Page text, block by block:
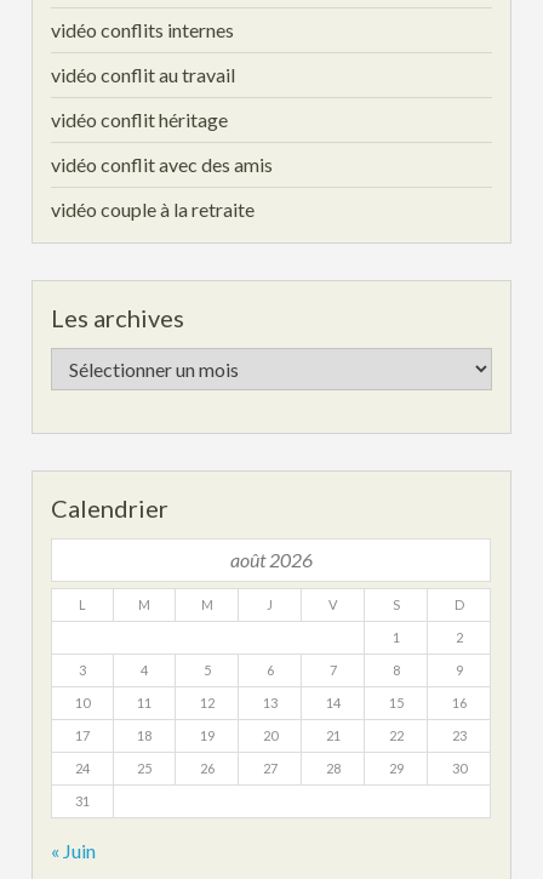
vidéo conflits internes
vidéo conflit au travail
vidéo conflit héritage
vidéo conflit avec des amis
vidéo couple à la retraite
Les archives
Les
archives
Calendrier
août 2026
L M M J V S D
1 2
3 4 5 6 7 8 9
10 11 12 13 14 15 16
17 18 19 20 21 22 23
24 25 26 27 28 29 30
31
« Juin